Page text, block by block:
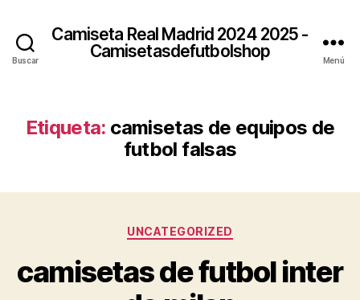
Buscar
Camiseta Real Madrid 2024 2025 -
Camisetasdefutbolshop
Menú
Etiqueta: camisetas de equipos de
futbol falsas
Categorías
UNCATEGORIZED
camisetas de futbol inter